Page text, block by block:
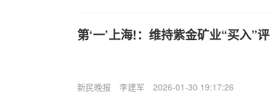
第‘一’上海!：维持紫金矿业“买入”
新民晚报 李建军 2026-01-30 19:17:26